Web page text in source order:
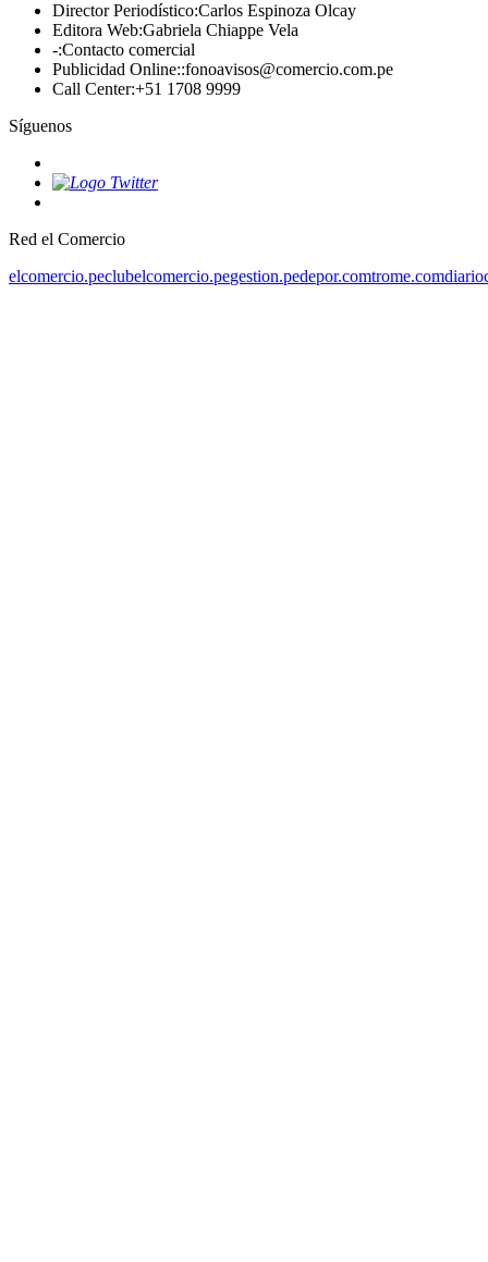
Director Periodístico:Carlos Espinoza Olcay
Editora Web:Gabriela Chiappe Vela
-:Contacto comercial
Publicidad Online::fonoavisos@comercio.com.pe
Call Center:+51 1708 9999
Síguenos
Red el Comercio
elcomercio.peclubelcomercio.pegestion.pedepor.comtrome.com